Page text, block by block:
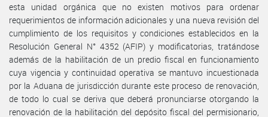
esta unidad orgánica que no existen motivos para ordenar
requerimientos de información adicionales y una nueva revisión del
cumplimiento de los requisitos y condiciones establecidos en la
Resolución General N° 4352 (AFIP) y modificatorias, tratándose
además de la habilitación de un predio fiscal en funcionamiento
cuya vigencia y continuidad operativa se mantuvo incuestionada
por la Aduana de jurisdicción durante este proceso de renovación,
de todo lo cual se deriva que deberá pronunciarse otorgando la
renovación de la habilitación del depósito fiscal del permisionario,